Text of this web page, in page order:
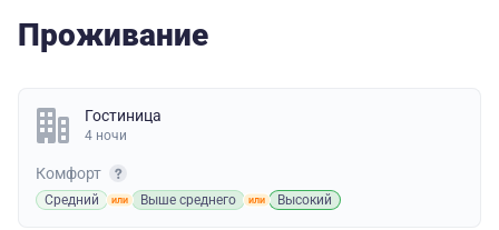
Проживание
Гостиница
4 ночи
Комфорт
Средний Выше среднего Высокий